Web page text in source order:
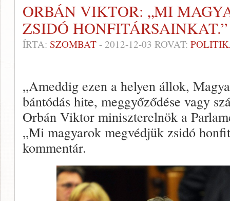
ORBÁN VIKTOR: „MI
ZSIDÓ HONFITÁRSAINKAT.”
ÍRTA: SZOMBAT - 2012-12-03 ROVAT:
„Ameddig ezen a helyen állok,
bántódás hite, meggyőződése vagy
Orbán Viktor miniszterelnök a
„Mi magyarok megvédjük zsidó
kommentár.